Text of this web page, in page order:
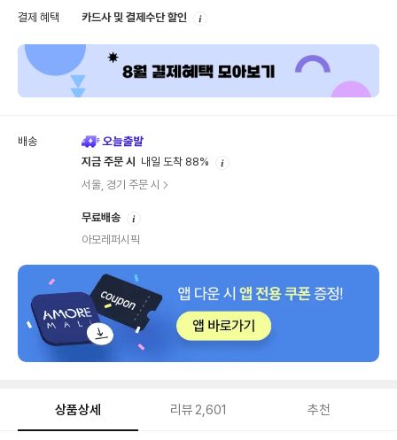
결제 혜택 카드사 및 결제수단 할인
배송
지금 주문 시
내일 도착 88%
서울, 경기 주문 시
무료배송
아모레퍼시픽
상품상세 리뷰2,601 추천